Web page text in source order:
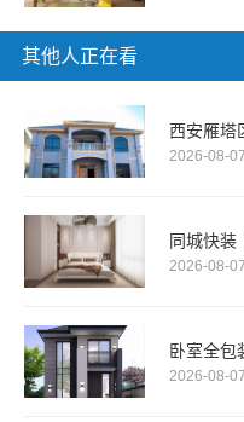
其他人正在看
西安雁塔
2026-08-07
同城快装
2026-08-07
卧室全包
2026-08-07